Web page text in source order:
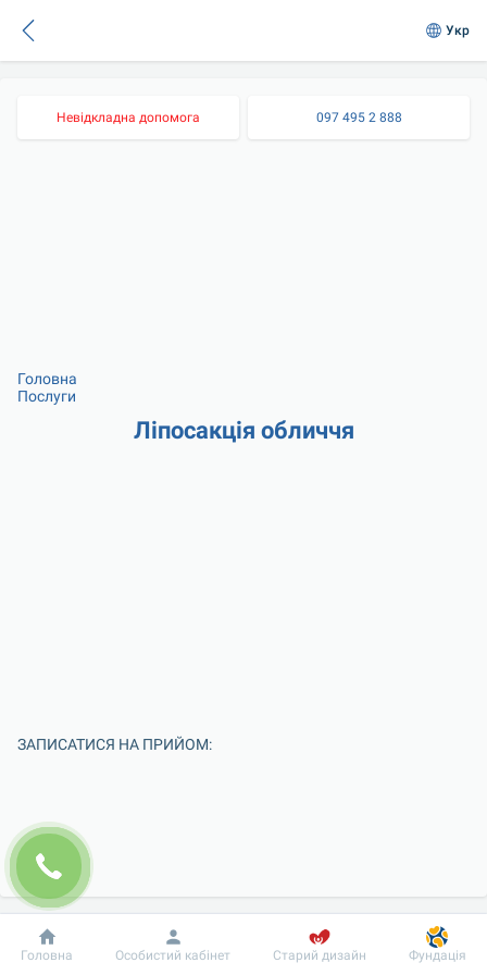
Укр
Невідкладна допомога 097 495 2 888
Головна
Послуги
Ліпосакція обличчя
ЗАПИСАТИСЯ НА ПРИЙОМ:
Добробут Інформація Пацієнту
Головна Особистий кабінет Старий дизайн Фундація